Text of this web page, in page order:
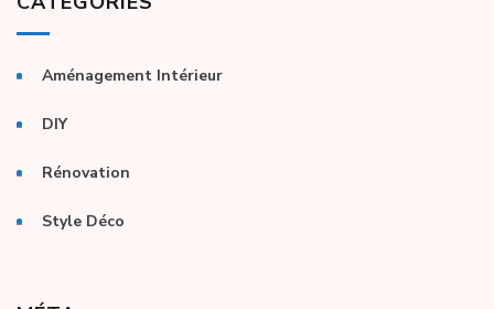
Aménagement Intérieur
DIY
Rénovation
Style Déco